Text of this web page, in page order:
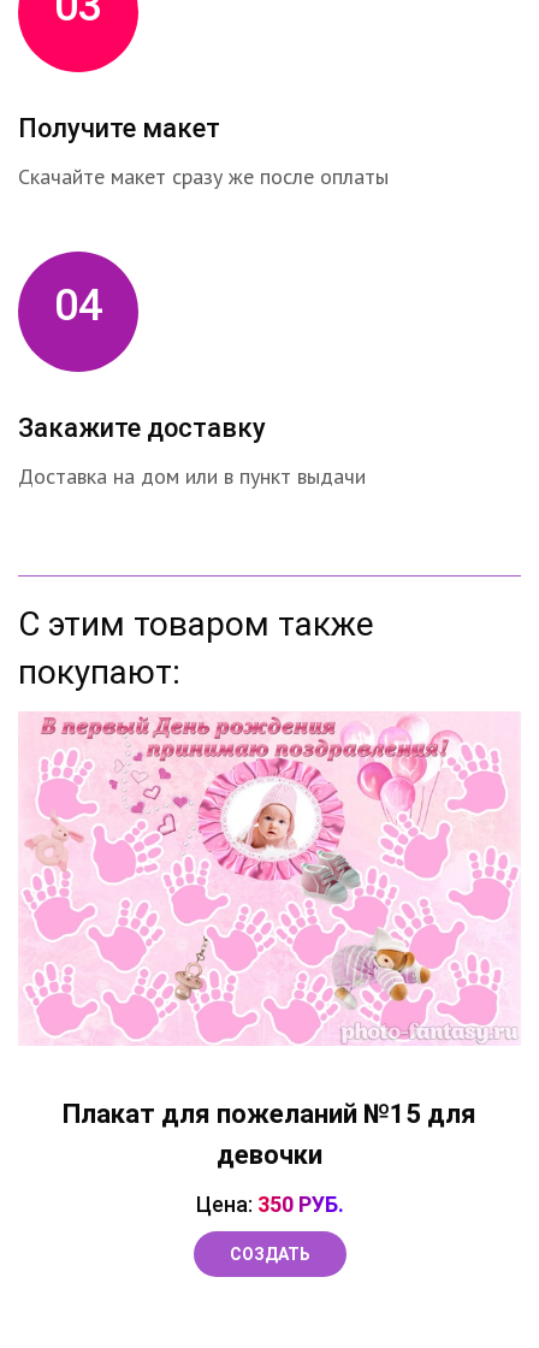
Получите макет
Скачайте макет сразу же после оплаты
04
Закажите доставку
Доставка на дом или в пункт выдачи
С этим товаром также
покупают:
Плакат для пожеланий №15 для
девочки
Цена: 350 РУБ.
СОЗДАТЬ